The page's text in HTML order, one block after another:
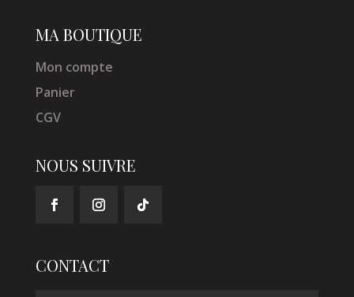
MA BOUTIQUE
Mon compte
Panier
CGV
NOUS SUIVRE
CONTACT